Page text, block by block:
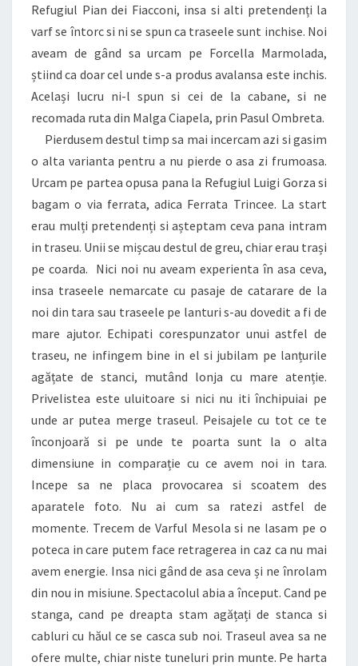
Refugiul Pian dei Fiacconi, insa si alti pretendenți la
varf se întorc si ni se spun ca traseele sunt inchise. Noi
aveam de gând sa urcam pe Forcella Marmolada,
știind ca doar cel unde s-a produs avalansa este inchis.
Același lucru ni-l spun si cei de la cabane, si ne
recomada ruta din Malga Ciapela, prin Pasul Ombreta.
Pierdusem destul timp sa mai incercam azi si gasim
o alta varianta pentru a nu pierde o asa zi frumoasa.
Urcam pe partea opusa pana la Refugiul Luigi Gorza si
bagam o via ferrata, adica Ferrata Trincee. La start
erau mulți pretendenți si așteptam ceva pana intram
in traseu. Unii se mișcau destul de greu, chiar erau trași
pe coarda. Nici noi nu aveam experienta în asa ceva,
insa traseele nemarcate cu pasaje de catarare de la
noi din tara sau traseele pe lanturi s-au dovedit a fi de
mare ajutor. Echipati corespunzator unui astfel de
traseu, ne infingem bine in el si jubilam pe lanțurile
agățate de stanci, mutând lonja cu mare atenție.
Privelistea este uluitoare si nici nu iti închipuiai pe
unde ar putea merge traseul. Peisajele cu tot ce te
înconjoară si pe unde te poarta sunt la o alta
dimensiune in comparație cu ce avem noi in tara.
Incepe sa ne placa provocarea si scoatem des
aparatele foto. Nu ai cum sa ratezi astfel de
momente. Trecem de Varful Mesola si ne lasam pe o
poteca in care putem face retragerea in caz ca nu mai
avem energie. Insa nici gând de asa ceva și ne înrolam
din nou in misiune. Spectacolul abia a început. Cand pe
stanga, cand pe dreapta stam agățați de stanca si
cabluri cu hăul ce se casca sub noi. Traseul avea sa ne
ofere multe, chiar niste tuneluri prin munte. Pe harta